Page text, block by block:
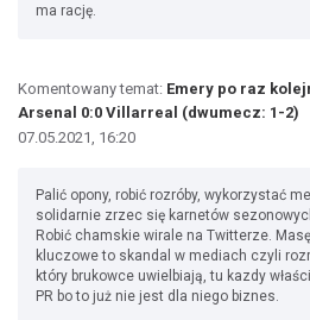
ma rację.
Komentowany temat: Emery po raz
Arsenal 0:0 Villarreal (dwumecz: 1-2)
07.05.2021, 16:20
Palić opony, robić rozróby, wykorzystać
solidarnie zrzec się karnetów
Robić chamskie wirale na Twitterze.
kluczowe to skandal w mediach czyli
który brukowce uwielbiają, tu kazdy
PR bo to już nie jest dla niego biznes.